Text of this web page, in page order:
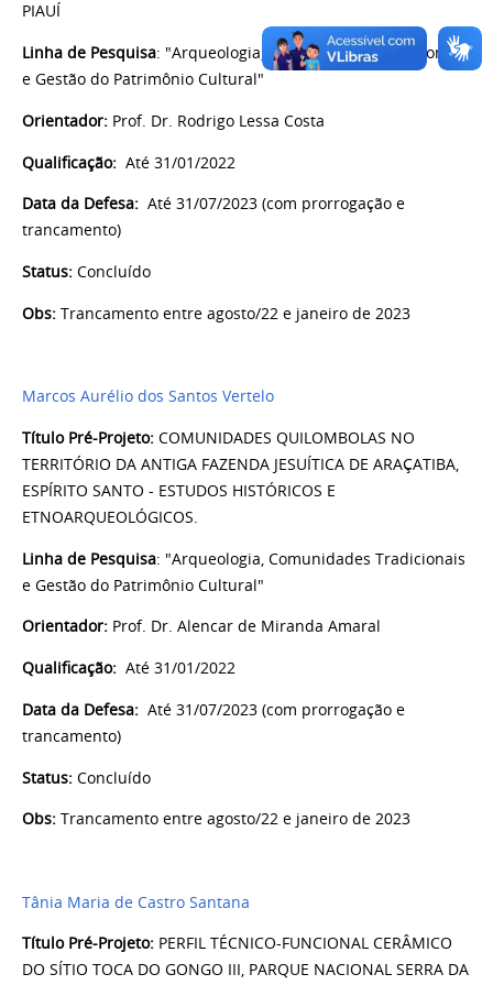
PIAUÍ
Linha de Pesquisa: "Arqueologia, Comunidades Tradicionais
e Gestão do Patrimônio Cultural"
Orientador: Prof. Dr. Rodrigo Lessa Costa
Qualificação: Até 31/01/2022
Data da Defesa: Até 31/07/2023 (com prorrogação e
trancamento)
Status: Concluído
Obs: Trancamento entre agosto/22 e janeiro de 2023
Marcos Aurélio dos Santos Vertelo
Título Pré-Projeto: COMUNIDADES QUILOMBOLAS NO
TERRITÓRIO DA ANTIGA FAZENDA JESUÍTICA DE ARAÇATIBA,
ESPÍRITO SANTO - ESTUDOS HISTÓRICOS E
ETNOARQUEOLÓGICOS.
Linha de Pesquisa: "Arqueologia, Comunidades Tradicionais
e Gestão do Patrimônio Cultural"
Orientador: Prof. Dr. Alencar de Miranda Amaral
Qualificação: Até 31/01/2022
Data da Defesa: Até 31/07/2023 (com prorrogação e
trancamento)
Status: Concluído
Obs: Trancamento entre agosto/22 e janeiro de 2023
Tânia Maria de Castro Santana
Título Pré-Projeto: PERFIL TÉCNICO-FUNCIONAL CERÂMICO
DO SÍTIO TOCA DO GONGO III, PARQUE NACIONAL SERRA DA